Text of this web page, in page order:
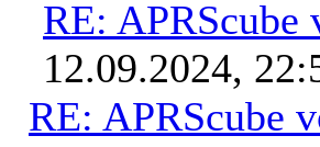
RE:
12.09.2024,
RE: APRScube